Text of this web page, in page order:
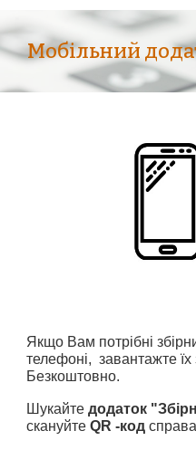
Мобільний
Якщо Вам потрібні
телефоні,  завантажте
Безкоштовно.
Шукайте додаток
скануйте QR -код